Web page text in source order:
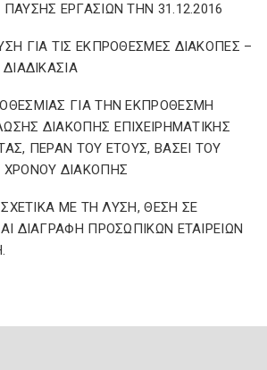
ΕΡΓΑΣΙΩΝ ΤΗΝ 31.12.2016
ΓΙΑ ΤΙΣ ΕΚΠΡΟΘΕΣΜΕΣ ΔΙΑΚΟΠΕΣ –
ΓΙΑ ΤΗΝ ΕΚΠΡΟΘΕΣΜΗ
ΔΙΑΚΟΠΗΣ ΕΠΙΧΕΙΡΗΜΑΤΙΚΗΣ
ΠΕΡΑΝ ΤΟΥ ΕΤΟΥΣ, ΒΑΣΕΙ ΤΟΥ
ΧΡΟΝΟΥ ΔΙΑΚΟΠΗΣ
ΣΧΕΤΙΚΑ ΜΕ ΤΗ ΛΥΣΗ, ΘΕΣΗ ΣΕ
ΔΙΑΓΡΑΦΗ ΠΡΟΣΩΠΙΚΩΝ ΕΤΑΙΡΕΙΩΝ